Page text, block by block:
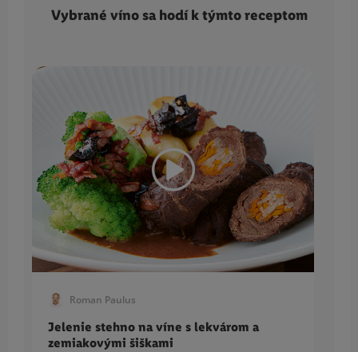
Vybrané víno sa hodí k týmto receptom
Roman Paulus
Jelenie stehno na víne s lekvárom a
zemiakovými šiškami